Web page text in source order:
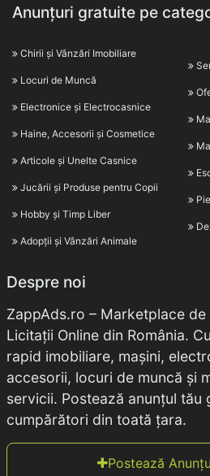
Anunțuri gratuite pe
Chirii și Vânzări Imobiliare
Locuri de Muncă
Electronice și Electrocasnice
Haine, Accesorii și Cosmetice
Articole și Unelte Casnice
Jucării și Produse pentru Copii
Hobby și Timp Liber
Adopții și Vânzări Animale
Despre noi
ZappAds.ro – Marketplace
Licitații Online din România.
rapid imobiliare, mașini,
accesorii, locuri de muncă și
servicii. Postează anunțul tău
cumpărători din toată țara.
Postează